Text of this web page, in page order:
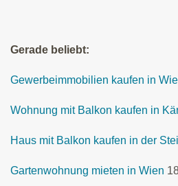
Gerade beliebt:
Gewerbeimmobilien kaufen in
Wohnung mit Balkon kaufen in
Haus mit Balkon kaufen in der
Gartenwohnung mieten in Wien